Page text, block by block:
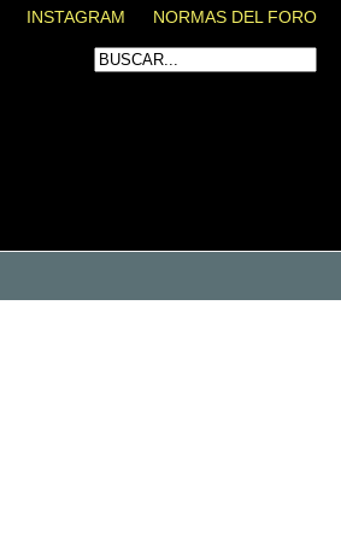
INSTAGRAM NORMAS DEL FORO